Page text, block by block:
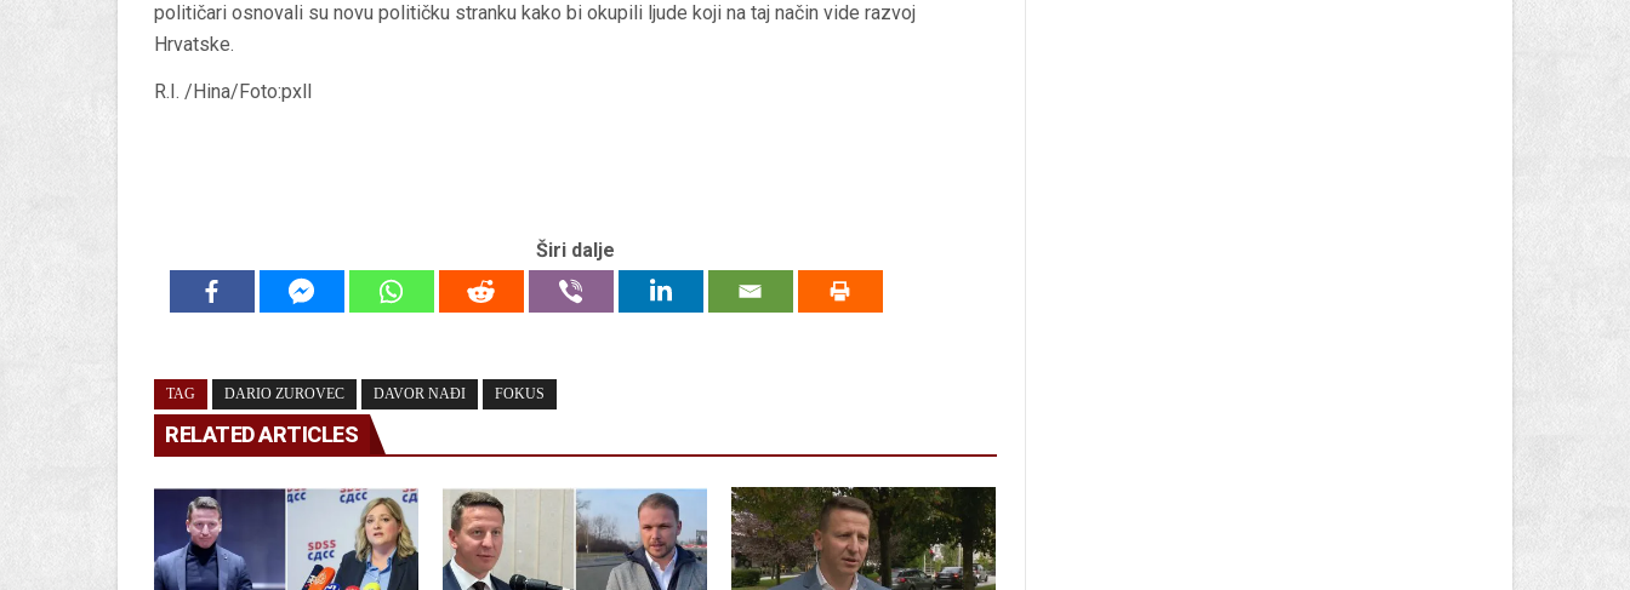
političari osnovali su novu političku stranku kako bi okupili ljude koji na taj način vide razvoj
Hrvatske.
R.I. /Hina/Foto:pxll
Širi dalje
TAG DARIO ZUROVEC DAVOR NAĐI FOKUS
RELATED ARTICLES